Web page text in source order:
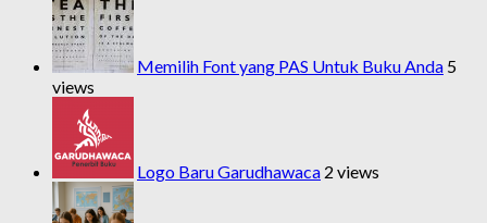
Memilih Font yang PAS Untuk Buku Anda 5
views
Logo Baru Garudhawaca 2 views